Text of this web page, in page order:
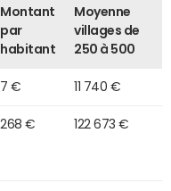
Montant
par
habitant
Moyenne
villages de
250 à 500
7 € 11 740 €
268 € 122 673 €